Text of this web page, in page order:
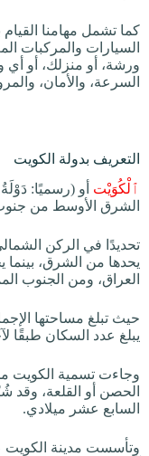
كما تشمل مهامنا
السيارات والمركبات
ورشة، أو منزلك، أو أي
السرعة، والأمان،
التعريف بدولة الكويت
ٱلْكُوَيْت أو (رسميًا:
الشرق الأوسط من
تحديدًا في الركن
يحدها من الشرق،
العراق، ومن الجنوب
يبلغ عدد السكان طبقًا لآخر إحصاء
وجاءت تسمية الكويت
الحصن أو القلعة،
السابع عشر ميلادي.